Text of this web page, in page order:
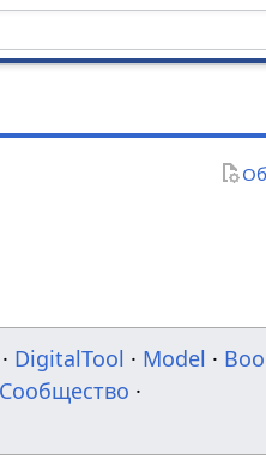
· DigitalTool · Model ·
Сообщество ·